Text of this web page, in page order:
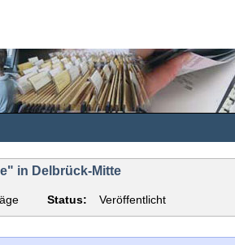
in Delbrück-Mitte
Status: Veröffentlicht